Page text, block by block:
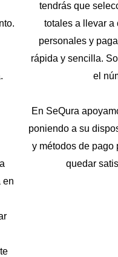
en
tendrás que
totales a llevar a
personales y
rápida y sencilla.
el
En SeQura
poniendo a su
y métodos de pago
quedar